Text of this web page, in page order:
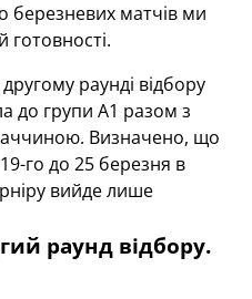
березневих матчів ми
готовності.
раунді відбору
до групи А1 разом з
Визначено, що
го до 25 березня в
вийде лише
раунд відбору.